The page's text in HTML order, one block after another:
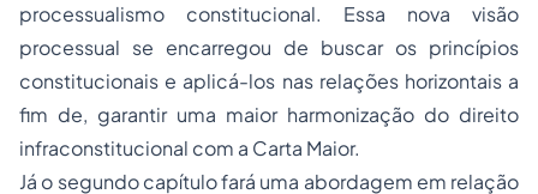
processualismo constitucional. Essa nova visão
processual se encarregou de buscar os princípios
constitucionais e aplicá-los nas relações horizontais a
fim de, garantir uma maior harmonização do direito
infraconstitucional com a Carta Maior.
Já o segundo capítulo fará uma abordagem em relação